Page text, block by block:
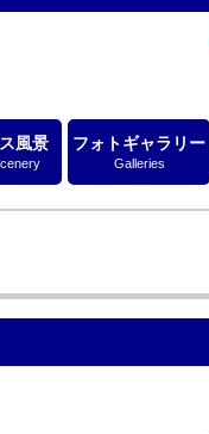
風景 フォトギャラリー
Galleries